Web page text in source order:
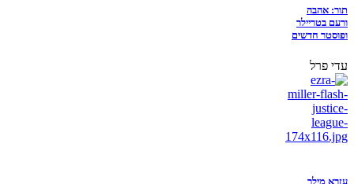
תור: אהבה
ורעם בטריילר
ופוסטר חדשים
עדי פרל
עזרא מילר